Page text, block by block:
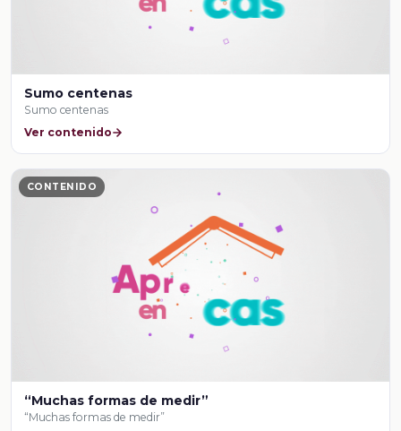
Sumo centenas
Sumo centenas
Ver contenido
CONTENIDO
“Muchas formas de medir”
“Muchas formas de medir”